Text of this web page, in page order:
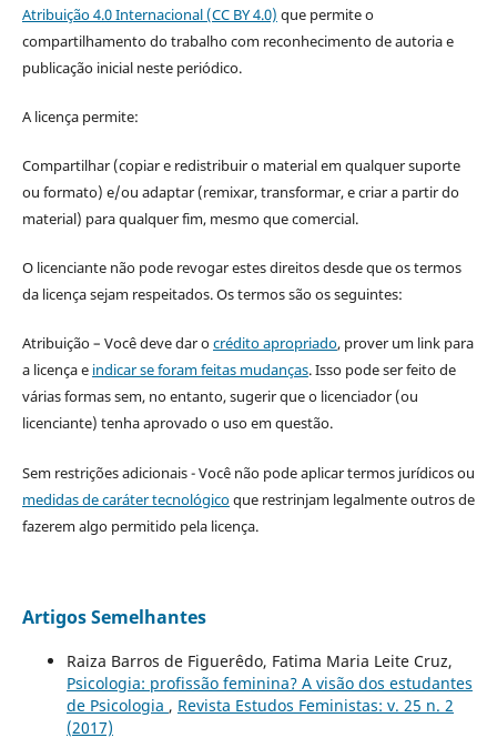
Atribuição 4.0 Internacional (CC BY 4.0) que permite o
compartilhamento do trabalho com reconhecimento de autoria e
publicação inicial neste periódico.
A licença permite:
Compartilhar (copiar e redistribuir o material em qualquer suporte
ou formato) e/ou adaptar (remixar, transformar, e criar a partir do
material) para qualquer fim, mesmo que comercial.
O licenciante não pode revogar estes direitos desde que os termos
da licença sejam respeitados. Os termos são os seguintes:
Atribuição – Você deve dar ocrédito apropriado, prover um link para
a licença e indicar se foram feitas mudanças. Isso pode ser feito de
várias formas sem, no entanto, sugerir que o licenciador (ou
licenciante) tenha aprovado o uso em questão.
Sem restrições adicionais - Você não pode aplicar termos jurídicos ou
medidas de caráter tecnológicoque restrinjam legalmente outros de
fazerem algo permitido pela licença.
Artigos Semelhantes
Raiza Barros de Figuerêdo, Fatima Maria Leite Cruz,
Psicologia: profissão feminina? A visão dos estudantes
de Psicologia , Revista Estudos Feministas: v. 25 n. 2
(2017)